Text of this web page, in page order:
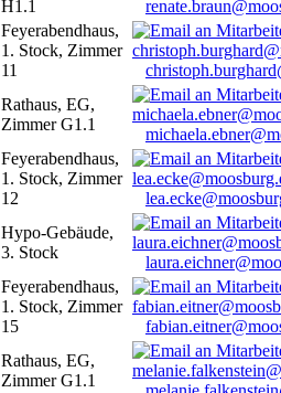
H1.1
Feyerabendhaus,
1. Stock, Zimmer
11
Rathaus, EG,
Zimmer G1.1
Feyerabendhaus,
1. Stock, Zimmer
12
Hypo-Gebäude,
3. Stock
Feyerabendhaus,
1. Stock, Zimmer
15
Rathaus, EG,
Zimmer G1.1